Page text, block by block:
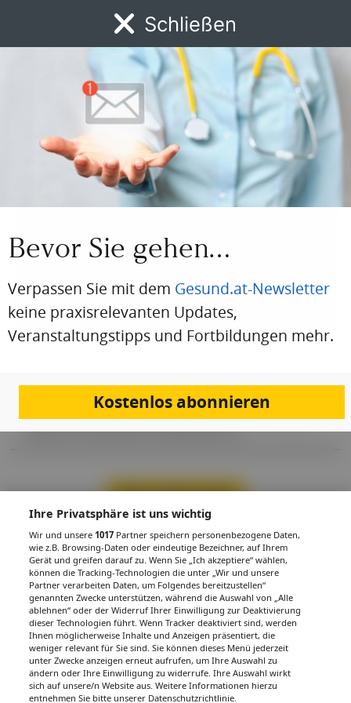
PDF Drucken Teilen
Prim. em. MR Dr. Kurt
Aigner
Facharzt für Pneumologie in Linz
Foto: © privat
Autor:in
Tagtäglich werden leider immer noch Zigaretten geraucht und global
jede Minute etwa 8,5 Millionen filterhältige Zigarettenreste zum
Großteil in unserer Umwelt entsorgt. Die Filter stellen als häufigster
Plastikmüll ein beträchtliches Umweltproblem dar.
Mehr Inhalte laden
IMPRESSUM DATENSCHUTZ BAFG NUTZUNGSBEDINGUNGEN
MEDIADATEN & TARIFE PRESSE ZWECKE ANZEIGEN
© 2026Gesund.at– All rights reserved – Patientenwissen:MeinMed.at
Ihre Privatsphäre ist uns wichtig
Wir und unsere1017 Partner speichern personenbezogene Daten,
wie z.B. Browsing-Daten oder eindeutige Bezeichner, auf Ihrem
Gerät und greifen darauf zu. Wenn Sie „Ich akzeptiere“ wählen,
können die Tracking-Technologien die unter „Wir und unsere
Partner verarbeiten Daten, um Folgendes bereitzustellen“
genannten Zwecke unterstützen, während die Auswahl von „Alle
ablehnen“ oder der Widerruf Ihrer Einwilligung zur Deaktivierung
dieser Technologien führt. Wenn Tracker deaktiviert sind, werden
Ihnen möglicherweise Inhalte und Anzeigen präsentiert, die
weniger relevant für Sie sind. Sie können dieses Menü jederzeit
unter Zwecke anzeigen erneut aufrufen, um Ihre Auswahl zu
ändern oder Ihre Einwilligung zu widerrufe. Ihre Auswahl wirkt
sich auf unsere/n Website aus. Weitere Informationen hierzu
entnehmen Sie bitte unserer Datenschutzrichtlinie.
Schließen
Bevor Sie gehen…
Verpassen Sie mit dem Gesund.at-Newsletter
keine praxisrelevanten Updates,
Veranstaltungstipps und Fortbildungen mehr.
Kostenlos abonnieren